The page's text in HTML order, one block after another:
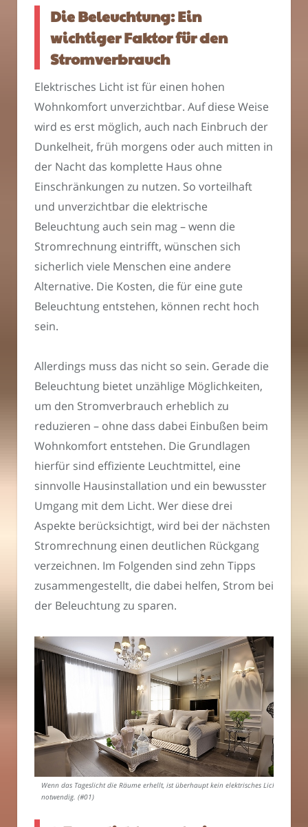
Die Beleuchtung: Ein
wichtiger Faktor für den
Stromverbrauch
Elektrisches Licht ist für einen hohen
Wohnkomfort unverzichtbar. Auf diese Weise
wird es erst möglich, auch nach Einbruch der
Dunkelheit, früh morgens oder auch mitten in
der Nacht das komplette Haus ohne
Einschränkungen zu nutzen. So vorteilhaft
und unverzichtbar die elektrische
Beleuchtung auch sein mag – wenn die
Stromrechnung eintrifft, wünschen sich
sicherlich viele Menschen eine andere
Alternative. Die Kosten, die für eine gute
Beleuchtung entstehen, können recht hoch
sein.
Allerdings muss das nicht so sein. Gerade die
Beleuchtung bietet unzählige Möglichkeiten,
um den Stromverbrauch erheblich zu
reduzieren – ohne dass dabei Einbußen beim
Wohnkomfort entstehen. Die Grundlagen
hierfür sind effiziente Leuchtmittel, eine
sinnvolle Hausinstallation und ein bewusster
Umgang mit dem Licht. Wer diese drei
Aspekte berücksichtigt, wird bei der nächsten
Stromrechnung einen deutlichen Rückgang
verzeichnen. Im Folgenden sind zehn Tipps
zusammengestellt, die dabei helfen, Strom bei
der Beleuchtung zu sparen.
Wenn das Tageslicht die Räume erhellt, ist überhaupt kein elektrisches Licht
notwendig. (#01)